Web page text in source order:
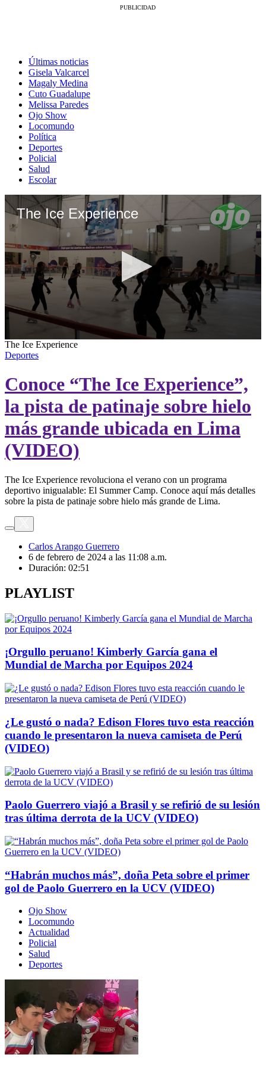
Últimas noticias
Gisela Valcarcel
Magaly Medina
Cuto Guadalupe
Melissa Paredes
Ojo Show
Locomundo
Política
Deportes
Policial
Salud
Escolar
The Ice Experience
0
seconds
of
minutes,
51
seconds
The Ice Experience
Deportes
Conoce “The Ice Experience”,
la pista de patinaje sobre hielo
más grande ubicada en Lima
(VIDEO)
The Ice Experience revoluciona el verano con un programa
deportivo inigualable: El Summer Camp. Conoce aquí más detalles
sobre la pista de patinaje sobre hielo más grande de Lima.
Carlos Arango Guerrero
6 de febrero de 2024 a las 11:08 a.m.
Duración: 02:51
PLAYLIST
¡Orgullo peruano! Kimberly García gana el
Mundial de Marcha por Equipos 2024
¿Le gustó o nada? Edison Flores tuvo esta reacción
cuando le presentaron la nueva camiseta de Perú
(VIDEO)
Paolo Guerrero viajó a Brasil y se refirió de su lesión
tras última derrota de la UCV (VIDEO)
“Habrán muchos más”, doña Peta sobre el primer
gol de Paolo Guerrero en la UCV (VIDEO)
Ojo Show
Locomundo
Actualidad
Policial
Salud
Deportes